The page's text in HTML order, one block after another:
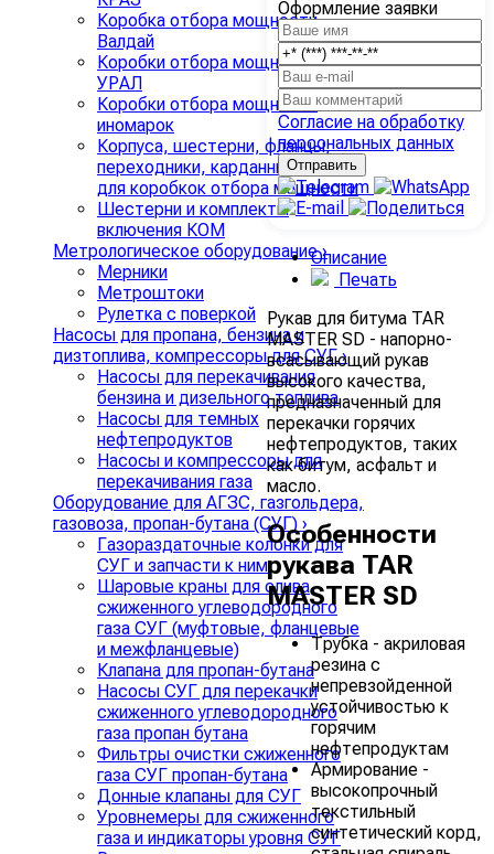
Коробка отбора мощности
Валдай
Коробки отбора мощности
УРАЛ
Коробки отбора мощности
иномарок
Корпуса, шестерни, фланцы,
переходники, карданные валы
для коробкок отбора мощности
Шестерни и комплекты
включения КОМ
Метрологическое оборудование›
Мерники
Метроштоки
Рулетка с поверкой
Насосы для пропана, бензина и
дизтоплива, компрессоры для СУГ›
Насосы для перекачивания
бензина и дизельного топлива
Насосы для темных
нефтепродуктов
Насосы и компрессоры для
перекачивания газа
Оборудование для АГЗС, газгольдера,
газовоза, пропан-бутана (СУГ) ›
Газораздаточные колонки для
СУГ и запчасти к ним
Шаровые краны для слива
сжиженного углеводородного
газа СУГ (муфтовые, фланцевые
и межфланцевые)
Клапана для пропан-бутана
Насосы СУГ для перекачки
сжиженного углеводородного
газа пропан бутана
Фильтры очистки сжиженного
газа СУГ пропан-бутана
Донные клапаны для СУГ
Уровнемеры для сжиженного
газа и индикаторы уровня СУГ
Оформление заявки
Согласие на обработку
персональных данных
Описание
Печать
Рукав для битума TAR
MASTER SD - напорно-
всасывающий рукав
высокого качества,
предназначенный для
перекачки горячих
нефтепродуктов, таких
как битум, асфальт и
масло.
Особенности
рукава TAR
MASTER SD
Трубка - акриловая
резина с
непревзойденной
устойчивостью к
горячим
нефтепродуктам
Армирование -
высокопрочный
текстильный
синтетический корд,